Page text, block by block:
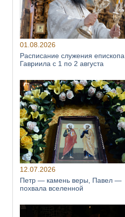
01.08.2026
Расписание служения епископа
Гавриила с 1 по 2 августа
12.07.2026
Петр — камень веры, Павел —
похвала вселенной